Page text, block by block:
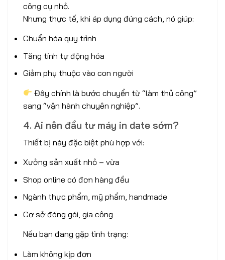
công cụ nhỏ.
Nhưng thực tế, khi áp dụng đúng cách, nó giúp:
Chuẩn hóa quy trình
Tăng tính tự động hóa
Giảm phụ thuộc vào con người
Đây chính là bước chuyển từ “làm thủ công”
sang “vận hành chuyên nghiệp”.
4. Ai nên đầu tư máy in date sớm?
Thiết bị này đặc biệt phù hợp với:
Xưởng sản xuất nhỏ – vừa
Shop online có đơn hàng đều
Ngành thực phẩm, mỹ phẩm, handmade
Cơ sở đóng gói, gia công
Nếu bạn đang gặp tình trạng:
Làm không kịp đơn